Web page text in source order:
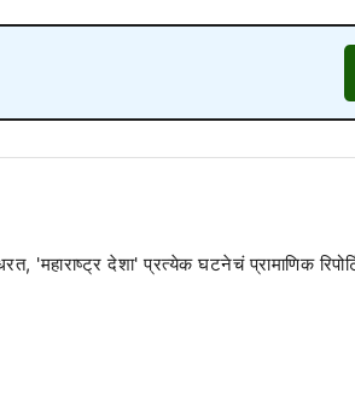
'महाराष्ट्र देशा' प्रत्येक घटनेचं प्रामाणिक